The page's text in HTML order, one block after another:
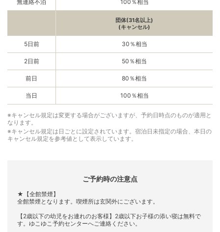
無連絡不泊 100％相当
団体(31名以上)
(キャンセル)
5日前 30％相当
2日前 50％相当
前日 80％相当
当日 100％相当
※キャンセル規定は変更する場合がございますが、予約日時点のものが適用と
なります。
※キャンセル規定は日ごとに設定されています。宿泊日未指定の場合、本日の
キャンセル規定を参考値として表示しています。
ご予約時の注意点
★【全館禁煙】
全館禁煙となります。喫煙所は玄関外にございます。
【2歳以下の幼児をお連れのお客様】2歳以下お子様の添い寝は無料で
す。ゆこゆこ予約センターへご連絡ください。